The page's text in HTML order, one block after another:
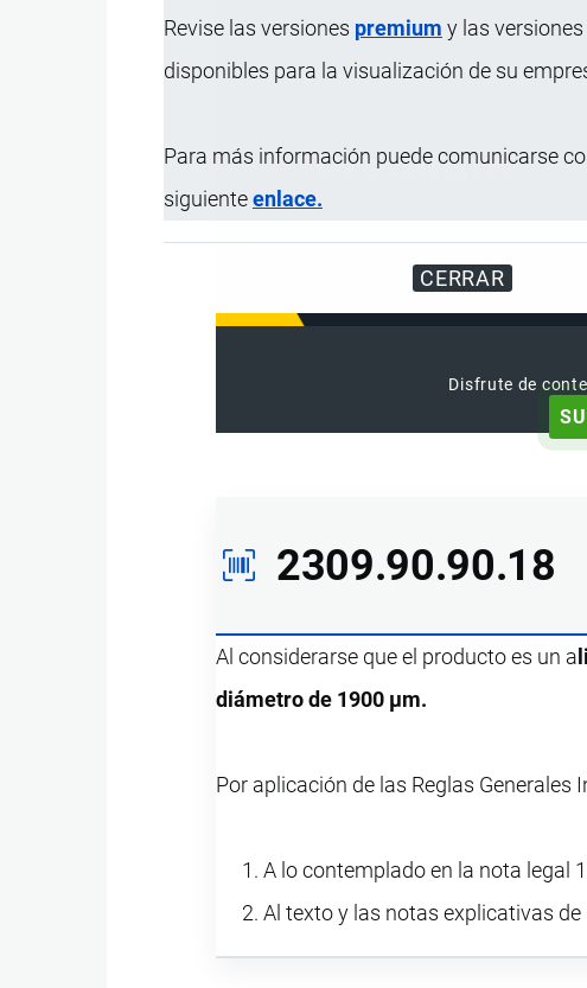
Revise las versiones premium y las versiones
disponibles para la visualización de su
Para más información puede comunicarse
siguienteenlace.
CERRAR
Disfrute de
2309.90.90.18
Al considerarse que el producto es un a
diámetro de 1900 µm.
Por aplicación de las Reglas
A lo contemplado en la nota legal
Al texto y las notas explicativas de